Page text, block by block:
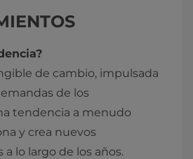
de cambio, impulsada
de los
tendencia a menudo
y crea nuevos
lo largo de los años.